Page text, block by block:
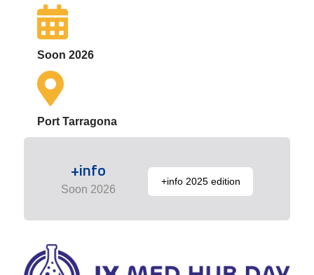
Soon 2026
Port Tarragona
+info
Soon 2026
+info 2025 edition